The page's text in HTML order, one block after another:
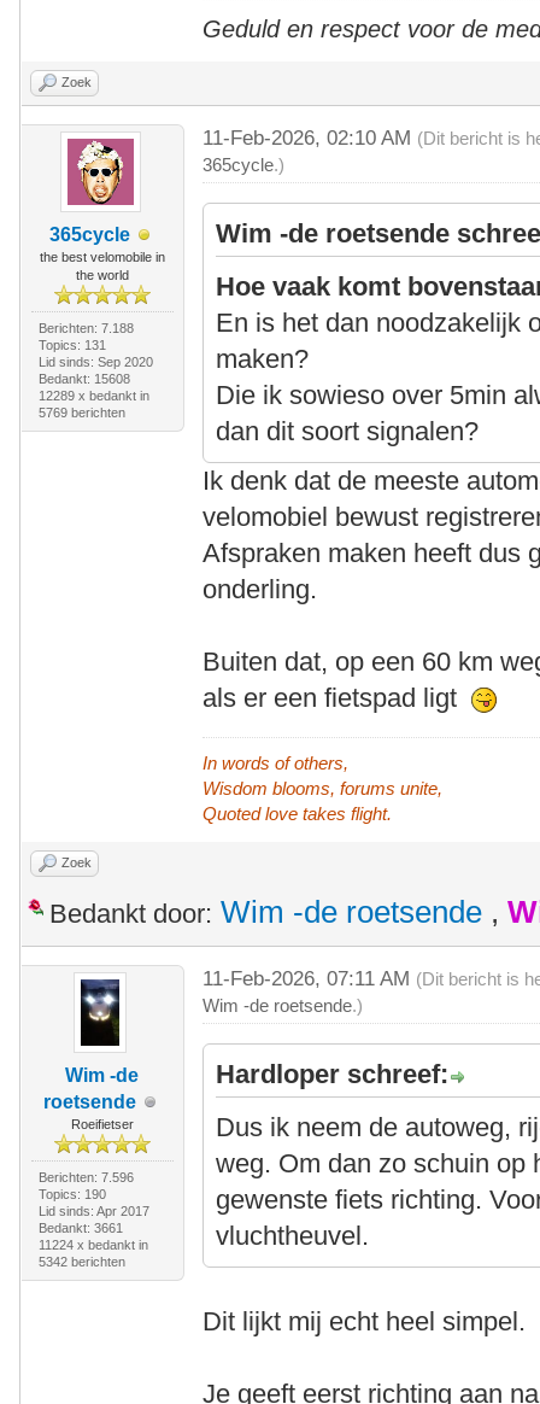
Geduld en respect voor de
Zoek
365cycle
the best velomobile in
the world
Berichten: 7.188
Topics: 131
Lid sinds: Sep 2020
Bedankt: 15608
12289 x bedankt in
5769 berichten
11-Feb-2026, 02:10 AM (Dit bericht is
365cycle.)
Wim -de roetsende
Hoe vaak komt
En is het dan noodzakelijk
maken?
Die ik sowieso over 5min
dan dit soort signalen?
Ik denk dat de meeste
velomobiel bewust
Afspraken maken heeft dus
onderling.
Buiten dat, op een 60 km
als er een fietspad ligt
In words of others,
Wisdom blooms, forums unite,
Quoted love takes flight.
Zoek
Bedankt door: Wim -de roetsende ,
Wim -de
roetsende
Roeifietser
Berichten: 7.596
Topics: 190
Lid sinds: Apr 2017
Bedankt: 3661
11224 x bedankt in
5342 berichten
11-Feb-2026, 07:11 AM (Dit bericht is
Wim -de roetsende.)
Hardloper schreef:
Dus ik neem de autoweg,
weg. Om dan zo schuin op
gewenste fiets richting.
vluchtheuvel.
Dit lijkt mij echt heel simpel.
Je geeft eerst richting aan